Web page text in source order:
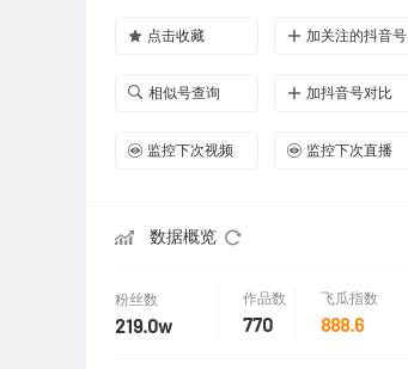
点击收藏 加关注的抖音号
相似号查询 加抖音号对比
监控下次视频 监控下次直播
数据概览
粉丝数
219.0w
作品数
770
飞瓜指数
888.6